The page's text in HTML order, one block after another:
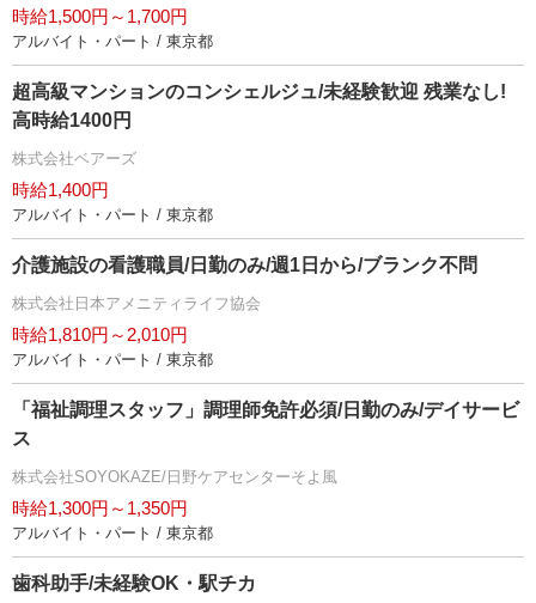
時給1,500円～1,700円
アルバイト・パート / 東京都
超高級マンションのコンシェルジュ/未経験歓迎 残業なし!
高時給1400円
株式会社ベアーズ
時給1,400円
アルバイト・パート / 東京都
介護施設の看護職員/日勤のみ/週1日から/ブランク不問
株式会社日本アメニティライフ協会
時給1,810円～2,010円
アルバイト・パート / 東京都
「福祉調理スタッフ」調理師免許必須/日勤のみ/デイサービ
ス
株式会社SOYOKAZE/日野ケアセンターそよ風
時給1,300円～1,350円
アルバイト・パート / 東京都
歯科助手/未経験OK・駅チカ